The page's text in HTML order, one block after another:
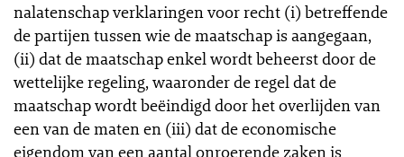
nalatenschap verklaringen voor recht (i) betreffende
de partijen tussen wie de maatschap is aangegaan,
(ii) dat de maatschap enkel wordt beheerst door de
wettelijke regeling, waaronder de regel dat de
maatschap wordt beëindigd door het overlijden van
een van de maten en (iii) dat de economische
eigendom van een aantal onroerende zaken is